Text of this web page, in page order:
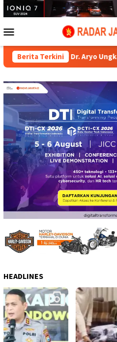
Loncat
ke
Mobile
Berita Terkini
AKBP Dr. Aryo Ungkap
HEADLINES